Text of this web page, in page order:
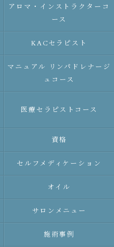
アロマ・インストラクターコ
ース
KACセラピスト
マニュアル リンパドレナージ
ュコース
医療セラピストコース
資格
セルフメディケーション
オイル
サロンメニュー
施術事例